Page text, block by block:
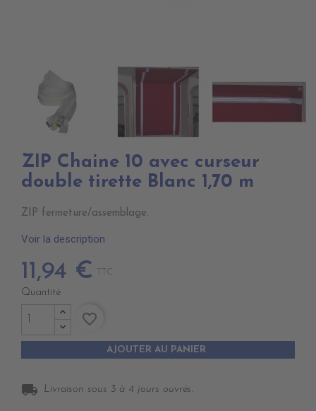
ZIP Chaine 10 avec curseur
double tirette Blanc 1,70 m
ZIP fermeture/assemblage.
Voir la description
11,94 € TTC
Quantité
AJOUTER AU PANIER
favorite_border
local_shipping Livraison sous 3 à 4 jours ouvrés.